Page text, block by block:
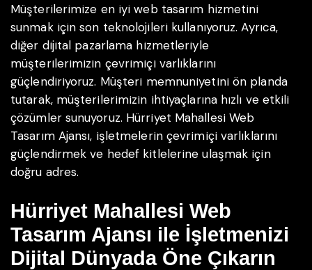
Müşterilerimize en iyi web tasarım hizmetini
sunmak için son teknolojileri kullanıyoruz. Ayrıca,
diğer dijital pazarlama hizmetleriyle
müşterilerimizin çevrimiçi varlıklarını
güçlendiriyoruz. Müşteri memnuniyetini ön planda
tutarak, müşterilerimizin ihtiyaçlarına hızlı ve etkili
çözümler sunuyoruz. Hürriyet Mahallesi Web
Tasarım Ajansı, işletmelerin çevrimiçi varlıklarını
güçlendirmek ve hedef kitlelerine ulaşmak için
doğru adres.
Hürriyet Mahallesi Web
Tasarım Ajansı ile İşletmenizi
Dijital Dünyada Öne Çıkarın